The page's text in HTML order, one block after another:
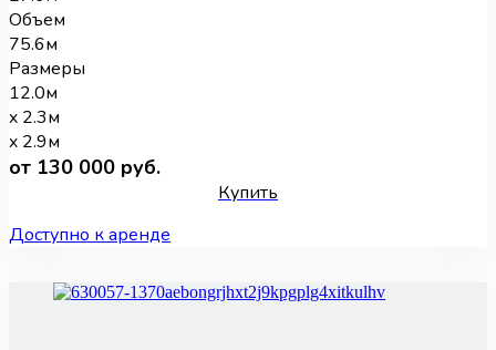
Объем
75.6м
Размеры
12.0м
x 2.3м
x 2.9м
от 130 000 руб.
Купить
Доступно к аренде